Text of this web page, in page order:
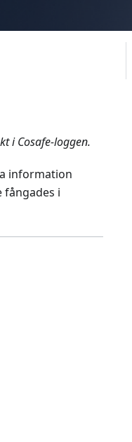
i Cosafe-loggen.
information
i